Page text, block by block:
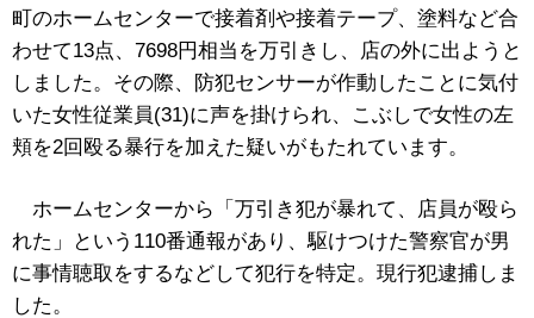
町のホームセンターで接着剤や接着テープ、塗料など合
わせて13点、7698円相当を万引きし、店の外に出ようと
しました。その際、防犯センサーが作動したことに気付
いた女性従業員(31)に声を掛けられ、こぶしで女性の左
頬を2回殴る暴行を加えた疑いがもたれています。
ホームセンターから「万引き犯が暴れて、店員が殴ら
れた」という110番通報があり、駆けつけた警察官が男
に事情聴取をするなどして犯行を特定。現行犯逮捕しま
した。